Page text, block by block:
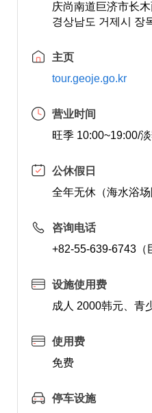
庆尚南道巨济市长
경상남도 거제시 장
主页
tour.geoje.go.kr
营业时间
旺季 10:00~19:00/
公休假日
全年无休（海水浴场
咨询电话
+82-55-639-6743（
设施使用费
成人 2000韩元、青
使用费
免费
停车设施